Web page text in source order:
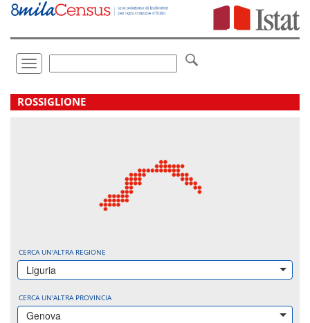
Vai
direttamente
Toggle
navigation
.
ROSSIGLIONE
CERCA UN'ALTRA REGIONE
Liguria
CERCA UN'ALTRA PROVINCIA
Genova